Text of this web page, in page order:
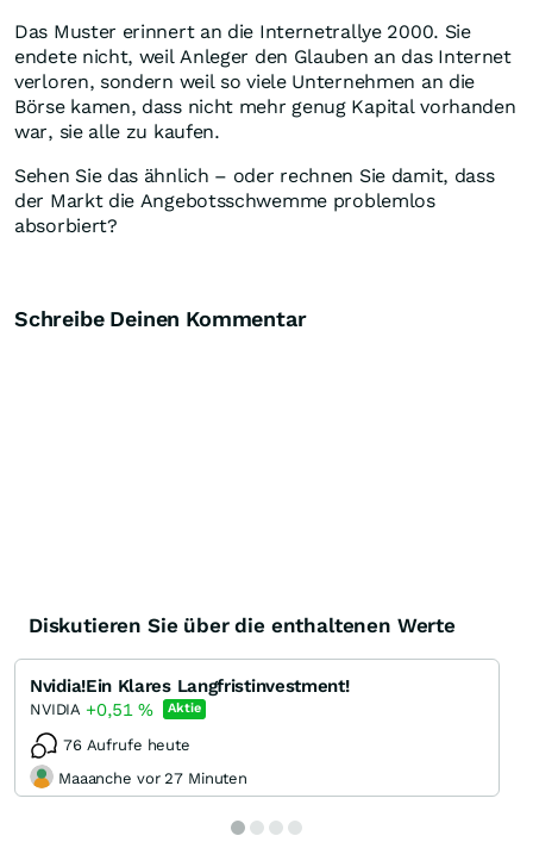
Das Muster erinnert an die Internetrallye 2000. Sie
endete nicht, weil Anleger den Glauben an das Internet
verloren, sondern weil so viele Unternehmen an die
Börse kamen, dass nicht mehr genug Kapital vorhanden
war, sie alle zu kaufen.
Sehen Sie das ähnlich – oder rechnen Sie damit, dass
der Markt die Angebotsschwemme problemlos
absorbiert?
Schreibe Deinen Kommentar
Diskutieren Sie über die enthaltenen Werte
Nvidia!Ein Klares Langfristinvestment!
NVIDIA +0,51% Aktie
76 Aufrufe heute
Maaanche vor 27 Minuten